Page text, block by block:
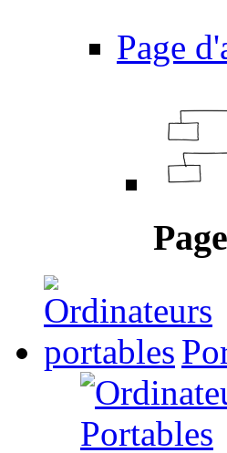
Page